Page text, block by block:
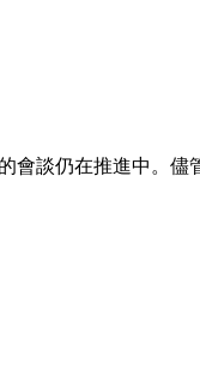
會談仍在推進中。